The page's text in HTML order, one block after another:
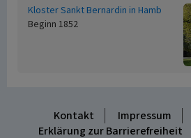
Kloster Sankt Bernardin in Hamb
Beginn 1852
Kontakt Impressum
Erklärung zur Barrierefreiheit